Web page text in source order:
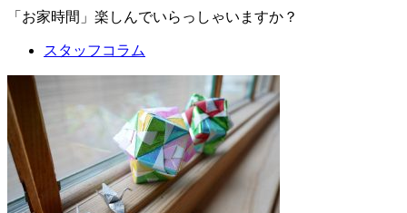
「お家時間」楽しんでいらっしゃいますか？
スタッフコラム